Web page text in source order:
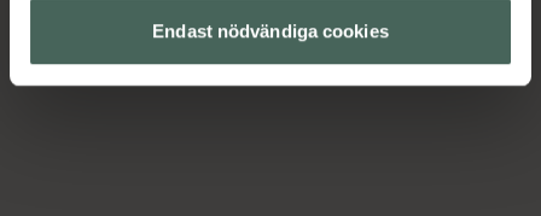
Endast nödvändiga cookies